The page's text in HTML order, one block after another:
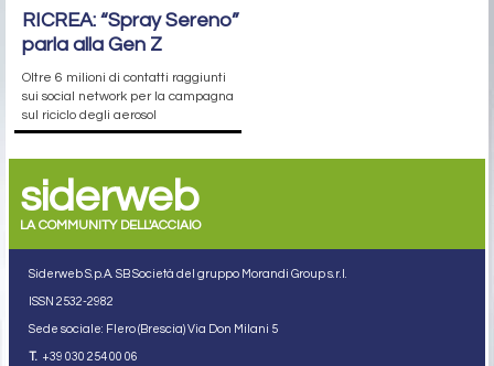
RICREA: “Spray Sereno”
parla alla Gen Z
Oltre 6 milioni di contatti raggiunti
sui social network per la campagna
sul riciclo degli aerosol
siderweb
LA COMMUNITY DELL'ACCIAIO
Siderweb S.p.A. SB Società del gruppo Morandi Group s.r.l.
ISSN 2532-2982
Sede sociale: Flero (Brescia) Via Don Milani 5
T. +39 030 254 00 06